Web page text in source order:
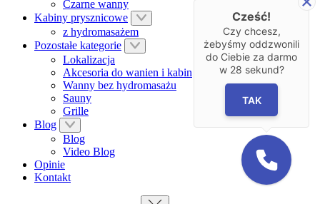
Czarne wanny
Kabiny prysznicowe
z hydromasażem
Pozostałe kategorie
Lokalizacja
Akcesoria do wanien i kabin
Wanny bez hydromasażu
Sauny
Grille
Blog
Blog
Video Blog
Opinie
Kontakt
Cześć!
Czy chcesz,
żebyśmy oddzwonili
do Ciebie za darmo
w 28 sekund?
TAK